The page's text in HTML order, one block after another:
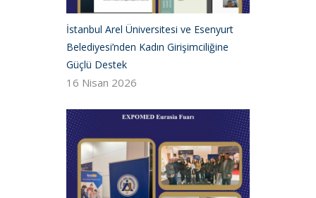
İstanbul Arel Üniversitesi ve Esenyurt
Belediyesi’nden Kadın Girişimciliğine
Güçlü Destek
16 Nisan 2026